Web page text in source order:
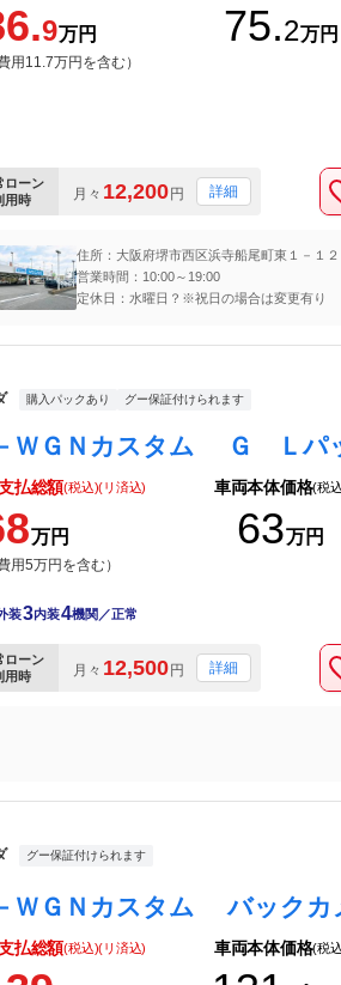
9万円
用11.7万円を含む）
75.2万円
ローン
用時
月々 12,200円 詳細
住所：大阪府堺市西区浜寺船尾町東１－１２
営業時間：10:00～19:00
定休日：水曜日？※祝日の場合は変更有り
購入パックあり グー保証付けられます
払総額(税込)(リ済込)
万円
用5万円を含む）
車両本体価格(税
63万円
装3内装4機関／正常
ローン
用時
月々 12,500円 詳細
グー保証付けられます
払総額(税込)(リ済込) 車両本体価格(税